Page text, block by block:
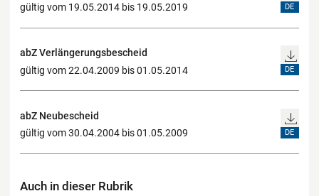
gültig vom 19.05.2014 bis 19.05.2019
DE
abZ Verlängerungsbescheid
gültig vom 22.04.2009 bis 01.05.2014
DE
abZ Neubescheid
gültig vom 30.04.2004 bis 01.05.2009
DE
Auch in dieser Rubrik